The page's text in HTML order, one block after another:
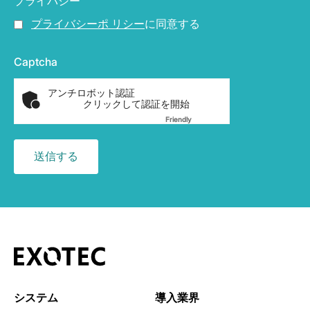
プライバシーポ リシーに同意する
Captcha
アンチロボット認証
クリックして認証を開始
FriendlyCaptcha ⇗
システム
導入業界